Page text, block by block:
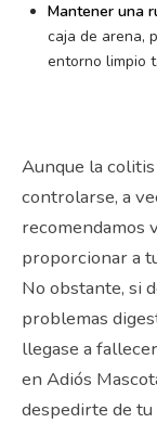
Mantener una
caja de arena,
entorno limpio
Aunque la
controlarse, a
recomendamos
proporcionar a
No obstante, si
problemas
llegase a
en Adiós
despedirte de tu